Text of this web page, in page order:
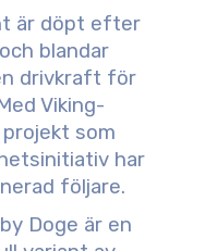
är döpt efter
blandar
drivkraft för
Viking-
som
har
följare.
Doge är en